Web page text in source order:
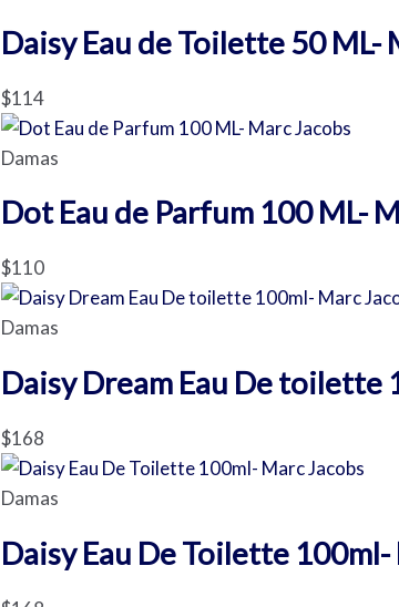
Daisy Eau de Toilette 50 ML-
$114
Damas
Dot Eau de Parfum 100 ML-
$110
Damas
Daisy Dream Eau De toilette
$168
Damas
Daisy Eau De Toilette 100ml-